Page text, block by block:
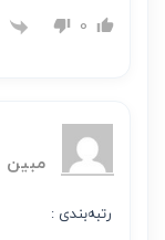
0
مبین
رتبه‌بندی :